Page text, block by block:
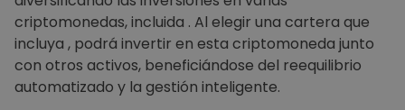
criptomonedas, incluida . Al elegir una cartera que
incluya , podrá invertir en esta criptomoneda junto
con otros activos, beneficiándose del reequilibrio
automatizado y la gestión inteligente.